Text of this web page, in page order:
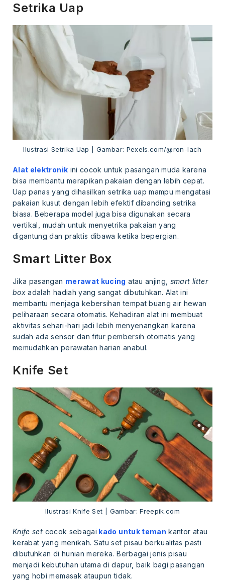
Setrika Uap
Ilustrasi Setrika Uap | Gambar: Pexels.com/@ron-lach
Alat elektronik ini cocok untuk pasangan muda karena
bisa membantu merapikan pakaian dengan lebih cepat.
Uap panas yang dihasilkan setrika uap mampu mengatasi
pakaian kusut dengan lebih efektif dibanding setrika
biasa. Beberapa model juga bisa digunakan secara
vertikal, mudah untuk menyetrika pakaian yang
digantung dan praktis dibawa ketika bepergian.
Smart Litter Box
Jika pasangan merawat kucing atau anjing, smart litter
box adalah hadiah yang sangat dibutuhkan. Alat ini
membantu menjaga kebersihan tempat buang air hewan
peliharaan secara otomatis. Kehadiran alat ini membuat
aktivitas sehari-hari jadi lebih menyenangkan karena
sudah ada sensor dan fitur pembersih otomatis yang
memudahkan perawatan harian anabul.
Knife Set
Ilustrasi Knife Set | Gambar: Freepik.com
Knife set cocok sebagai kado untuk teman kantor atau
kerabat yang menikah. Satu set pisau berkualitas pasti
dibutuhkan di hunian mereka. Berbagai jenis pisau
menjadi kebutuhan utama di dapur, baik bagi pasangan
yang hobi memasak ataupun tidak.